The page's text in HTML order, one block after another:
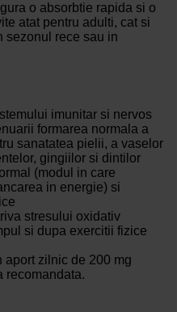
o absorbtie rapida si o
atat pentru adulti, cat si
sezonul rece sau in
imunitar si nervos
formarea normala a
sanatatea pielii, a vaselor
gingiilor si dintilor
(modul in care
in energie) si
stresului oxidativ
si dupa exercitii fizice
aport zilnic de 200 mg
recomandata.